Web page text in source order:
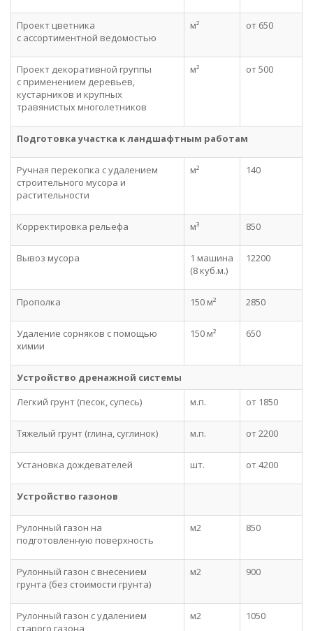
Проект цветника
с ассортиментной ведомостью
м² от 650
Проект декоративной группы
с применением деревьев,
кустарников и крупных
травянистых многолетников
м² от 500
Подготовка участка к ландшафтным работам
Ручная перекопка с удалением
строительного мусора и
растительности
м² 140
Корректировка рельефа м³ 850
Вывоз мусора
1 машина
(8 куб.м.)
12200
Прополка 150 м² 2850
Удаление сорняков с помощью
химии
150 м² 650
Устройство дренажной системы
Легкий грунт (песок, супесь)
м.п. от 1850
Тяжелый грунт (глина, суглинок) м.п. от 2200
Установка дождевателей шт. от 4200
Устройство газонов
Рулонный газон на
подготовленную поверхность
м2 850
Рулонный газон с внесением
грунта (без стоимости грунта)
м2 900
Рулонный газон с удалением
старого газона
м2 1050